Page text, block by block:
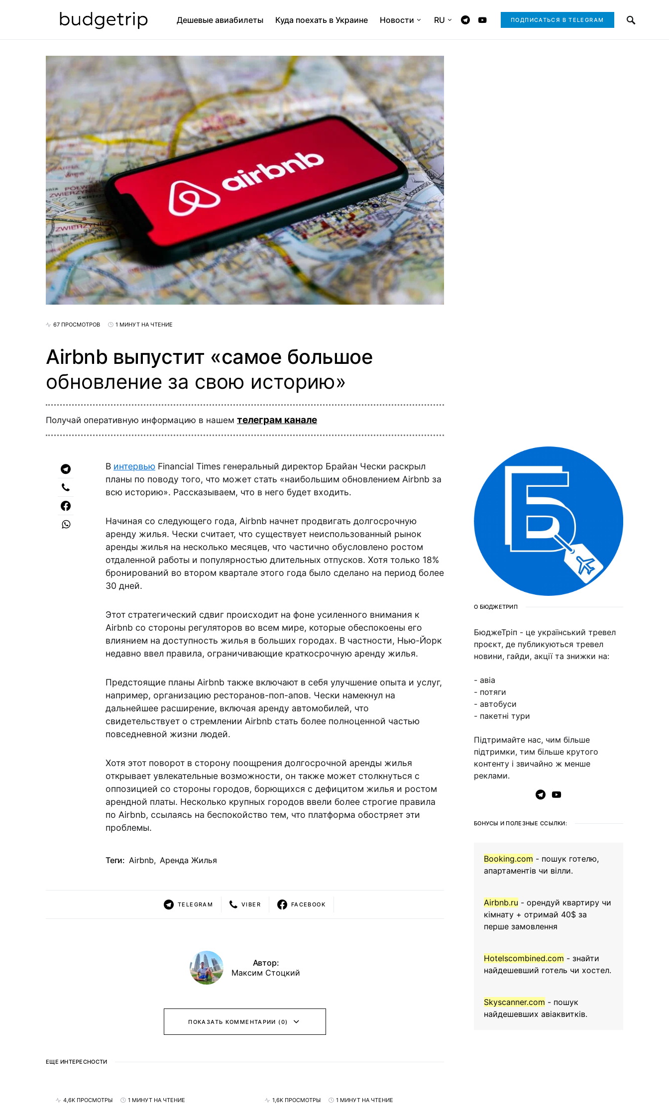
Дешевые авиабилеты Куда поехать в Украине Новости RU
ПОДПИСАТЬСЯ В TELEGRAM
67 ПРОСМОТРОВ 1 МИНУТ НА ЧТЕНИЕ
Airbnb выпустит «самое большое
обновление за свою историю»
Получай оперативную информацию в нашем телеграм канале
В интервью Financial Times генеральный директор Брайан Чески раскрыл
планы по поводу того, что может стать «наибольшим обновлением Airbnb за
всю историю». Рассказываем, что в него будет входить.
Начиная со следующего года, Airbnb начнет продвигать долгосрочную
аренду жилья. Чески считает, что существует неиспользованный рынок
аренды жилья на несколько месяцев, что частично обусловлено ростом
отдаленной работы и популярностью длительных отпусков. Хотя только 18%
бронирований во втором квартале этого года было сделано на период более
30 дней.
Этот стратегический сдвиг происходит на фоне усиленного внимания к
Airbnb со стороны регуляторов во всем мире, которые обеспокоены его
влиянием на доступность жилья в больших городах. В частности, Нью-Йорк
недавно ввел правила, ограничивающие краткосрочную аренду жилья.
Предстоящие планы Airbnb также включают в себя улучшение опыта и услуг,
например, организацию ресторанов-поп-апов. Чески намекнул на
дальнейшее расширение, включая аренду автомобилей, что
свидетельствует о стремлении Airbnb стать более полноценной частью
повседневной жизни людей.
Хотя этот поворот в сторону поощрения долгосрочной аренды жилья
открывает увлекательные возможности, он также может столкнуться с
оппозицией со стороны городов, борющихся с дефицитом жилья и ростом
арендной платы. Несколько крупных городов ввели более строгие правила
по Airbnb, ссылаясь на беспокойство тем, что платформа обостряет эти
проблемы.
Теги: Airbnb, Аренда Жилья
TELEGRAM VIBER FACEBOOK
Автор:
Максим Стоцкий
ПОКАЗАТЬ КОММЕНТАРИИ (0)
ЕЩЕ ИНТЕРЕСНОСТИ
4,6K ПРОСМОТРЫ 1 МИНУТ НА ЧТЕНИЕ 1,6K ПРОСМОТРЫ 1 МИНУТ НА ЧТЕНИЕ
О БЮДЖЕТРИП
БюджеТріп - це український тревел
проєкт, де публикуються тревел
новини, гайди, акції та знижки на:
- авіа
- потяги
- автобуси
- пакетні тури
Підтримайте нас, чим більше
підтримки, тим більше крутого
контенту і звичайно ж менше
реклами.
БОНУСЫ И ПОЛЕЗНЫЕ ССЫЛКИ:
Booking.com - пошук готелю,
апартаментів чи вілли.
Airbnb.ru - орендуй квартиру чи
кімнату + отримай 40$ за
перше замовлення
Hotelscombined.com - знайти
найдешевший готель чи хостел.
Skyscanner.com - пошук
найдешевших авіаквитків.